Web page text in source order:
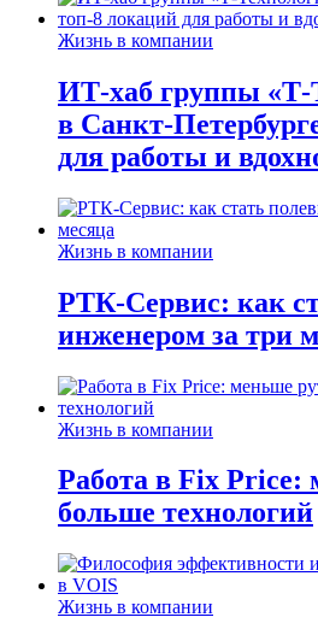
Жизнь в компании
ИТ-хаб группы «Т-
в Санкт-
для работы и
Жизнь в компании
РТК-Сервис: как
инженером за три
Жизнь в компании
Работа в Fix
больше технологий
Жизнь в компании